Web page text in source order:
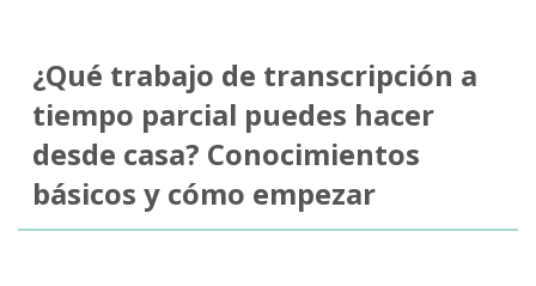
¿Qué trabajo de transcripción a
tiempo parcial puedes hacer
desde casa? Conocimientos
básicos y cómo empezar